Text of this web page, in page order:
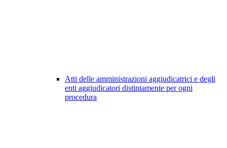
Atti delle amministrazioni aggiudicatrici e degli
enti aggiudicatori distintamente per ogni
procedura